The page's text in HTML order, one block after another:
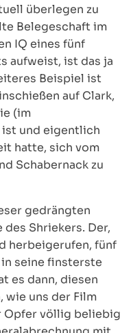
überlegen zu
Belegeschaft im
IQ eines fünf
aufweist, ist das ja
Beispiel ist
auf Clark,
(im
ist und eigentlich
hatte, sich vom
Schabernack zu
gedrängten
Shriekers. Der,
herbeigerufen, fünf
seine finsterste
es dann, diesen
wie uns der Film
Opfer völlig beliebig